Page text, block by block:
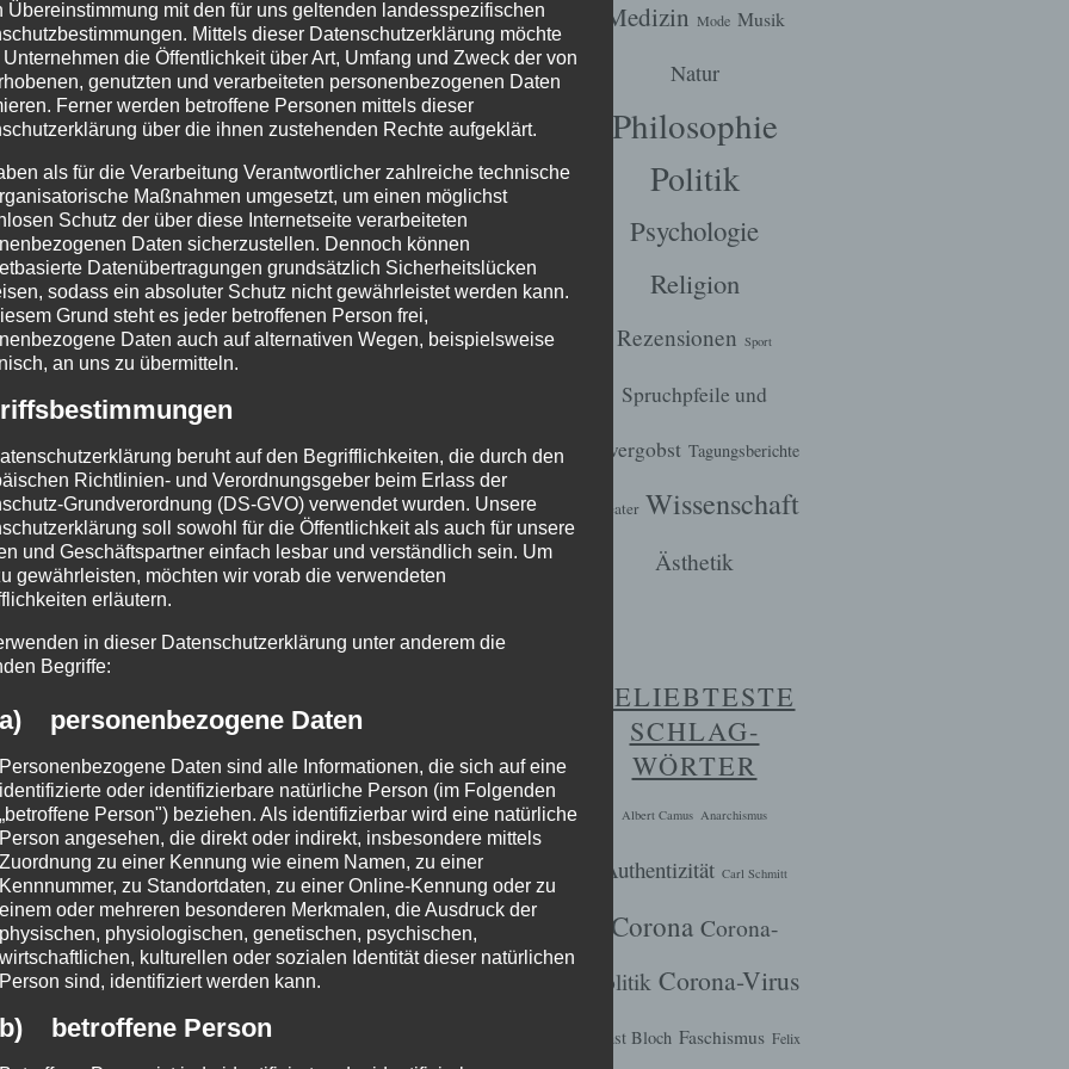
Überlegungen mit Friedrich
in Powision VII/14. Leipzig 2013, S. 61-63.
weltfremder und eigentümlicher als eine
subversive – ja: revolutionäre – Lebensweise.
heute zu den Grundpfeilern unserer
machen, Partys feiern, gut gekleidet […]
ASKESE ,FRIEDRICH NIETZSCHE,HEDONISMUS,
LINKE,REVOLUTION,SUBVERSION,ZARATHUSTRA
KOMMENTARE (0)
Medizin Mode Musik
Natur
Philosophie
Politik
Psychologie
Religion
Rezensionen Sport
Spruchpfeile und
Zwergobst Tagungsberichte
Theater Wissenschaft
Ästhetik
BELIEBTESTE
SCHLAG-
WÖRTER
Albert Camus Anarchismus
Authentizität Carl Schmitt
Corona Corona-
Politik Corona-Virus
Ernst Bloch Faschismus Felix
Übereinstimmung mit den für uns geltenden landesspezifischen
Mittels dieser Datenschutzerklärung möchte
Unternehmen die Öffentlichkeit über Art, Umfang und Zweck der von
genutzten und verarbeiteten personenbezogenen Daten
Ferner werden betroffene Personen mittels dieser
über die ihnen zustehenden Rechte aufgeklärt.
als für die Verarbeitung Verantwortlicher zahlreiche technische
Maßnahmen umgesetzt, um einen möglichst
Schutz der über diese Internetseite verarbeiteten
Daten sicherzustellen. Dennoch können
Datenübertragungen grundsätzlich Sicherheitslücken
sodass ein absoluter Schutz nicht gewährleistet werden kann.
Grund steht es jeder betroffenen Person frei,
Daten auch auf alternativen Wegen, beispielsweise
an uns zu übermitteln.
beruht auf den Begrifflichkeiten, die durch den
Richtlinien- und Verordnungsgeber beim Erlass der
Grundverordnung (DS-GVO) verwendet wurden. Unsere
soll sowohl für die Öffentlichkeit als auch für unsere
und Geschäftspartner einfach lesbar und verständlich sein. Um
gewährleisten, möchten wir vorab die verwendeten
erläutern.
in dieser Datenschutzerklärung unter anderem die
Begriffe:
a) personenbezogene Daten
Personenbezogene Daten sind alle Informationen, die sich auf eine
identifizierte oder identifizierbare natürliche Person (im Folgenden
„betroffene Person") beziehen. Als identifizierbar wird eine natürliche
Person angesehen, die direkt oder indirekt, insbesondere mittels
Zuordnung zu einer Kennung wie einem Namen, zu einer
Kennnummer, zu Standortdaten, zu einer Online-Kennung oder zu
einem oder mehreren besonderen Merkmalen, die Ausdruck der
physischen, physiologischen, genetischen, psychischen,
wirtschaftlichen, kulturellen oder sozialen Identität dieser natürlichen
Person sind, identifiziert werden kann.
b) betroffene Person